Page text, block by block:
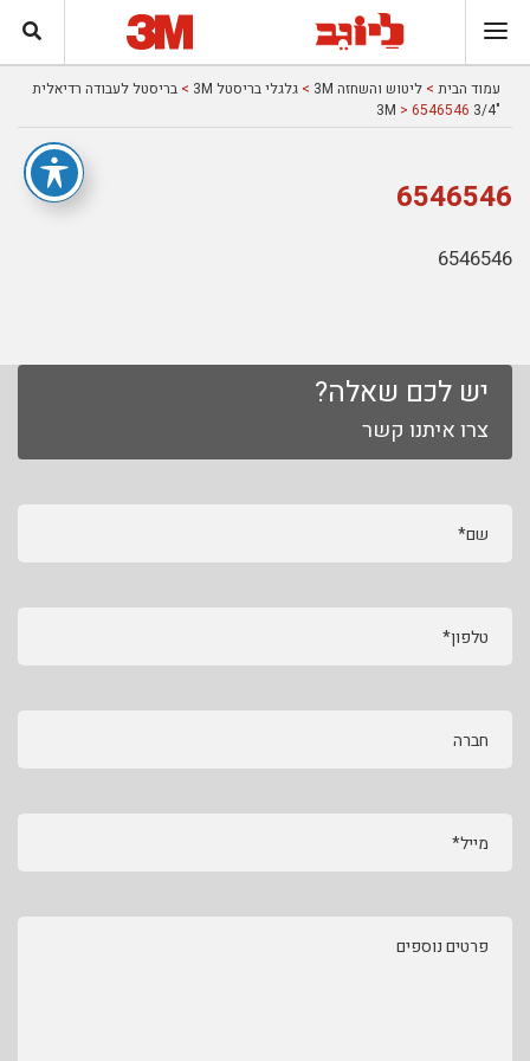
עמוד הבית > ליטוש והשחזה 3M > גלגלי בריסטל 3M > בריסטל לעבודה רדיאלית
"3/4 3M
> 6546546
6546546
6546546
יש לכם שאלה?
צרו איתנו קשר
שם*
טלפון*
חברה
מייל*
פרטים נוספים